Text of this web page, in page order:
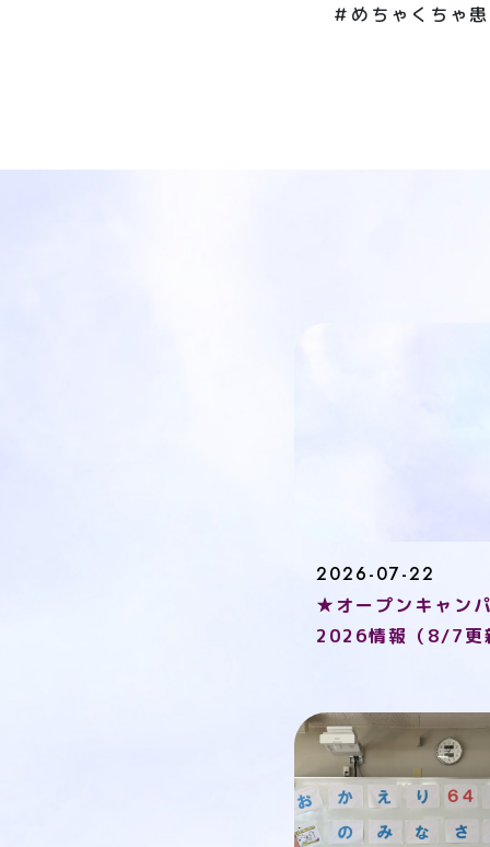
＃めちゃくちゃ
2026-07-22
★オープンキャン
2026情報（8/7更